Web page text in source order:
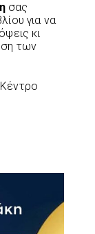
σας
για να
κι
των